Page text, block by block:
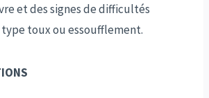
et des signes de difficultés
toux ou essoufflement.